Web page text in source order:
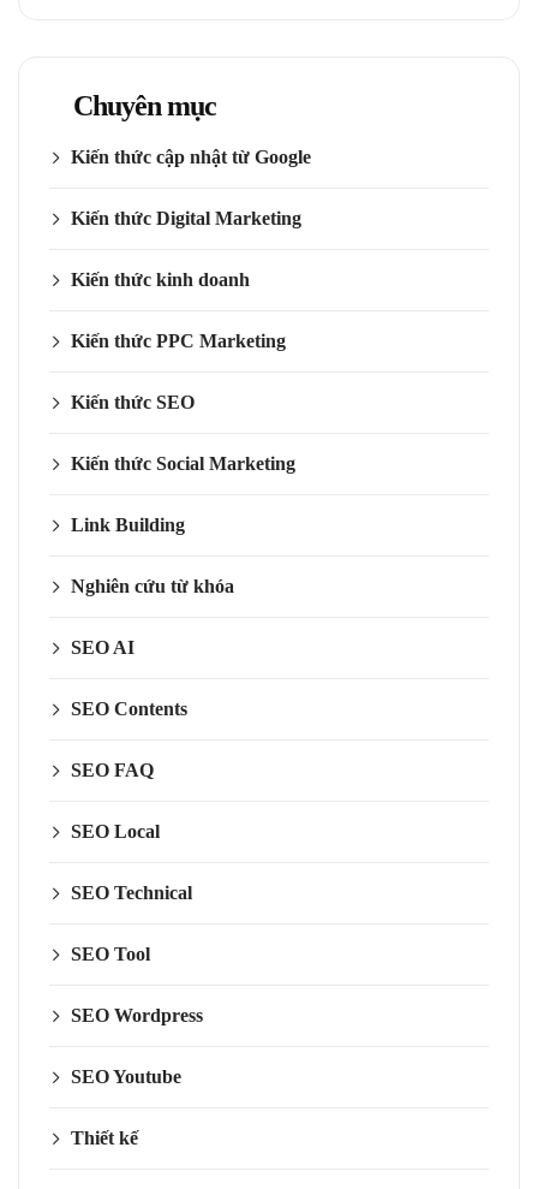
Chuyên mục
Kiến thức cập nhật từ Google
Kiến thức Digital Marketing
Kiến thức kinh doanh
Kiến thức PPC Marketing
Kiến thức SEO
Kiến thức Social Marketing
Link Building
Nghiên cứu từ khóa
SEO AI
SEO Contents
SEO FAQ
SEO Local
SEO Technical
SEO Tool
SEO Wordpress
SEO Youtube
Thiết kế